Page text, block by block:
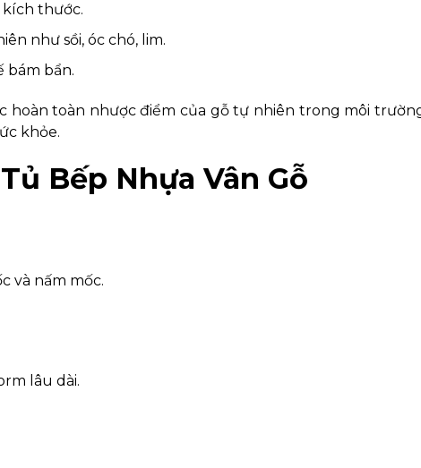
kích thước.
như sồi, óc chó, lim.
bám bẩn.
hoàn toàn nhược điểm của gỗ tự nhiên trong môi
khỏe.
Bếp Nhựa Vân Gỗ
và nấm mốc.
lâu dài.